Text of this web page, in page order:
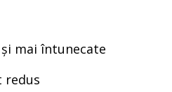
mai întunecate
redus